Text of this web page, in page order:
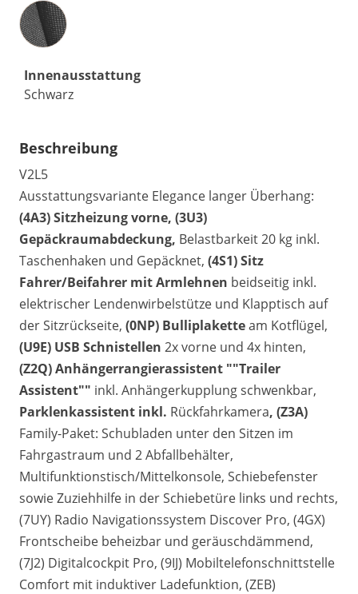
Innenausstattung
Innenausstattung
Schwarz
Beschreibung
V2L5
Ausstattungsvariante Elegance langer Überhang:
(4A3) Sitzheizung vorne, (3U3)
Gepäckraumabdeckung, Belastbarkeit 20 kg inkl.
Taschenhaken und Gepäcknet, (4S1) Sitz
Fahrer/Beifahrer mit Armlehnen beidseitig inkl.
elektrischer Lendenwirbelstütze und Klapptisch auf
der Sitzrückseite, (0NP) Bulliplaketteam Kotflügel,
(U9E) USB Schnistellen 2x vorne und 4x hinten,
(Z2Q) Anhängerrangierassistent ""Trailer
Assistent"" inkl. Anhängerkupplung schwenkbar,
Parklenkassistent inkl. Rückfahrkamera, (Z3A)
Family-Paket: Schubladen unter den Sitzen im
Fahrgastraum und 2 Abfallbehälter,
Multifunktionstisch/Mittelkonsole, Schiebefenster
sowie Zuziehhilfe in der Schiebetüre links und rechts,
(7UY) Radio Navigationssystem Discover Pro, (4GX)
Frontscheibe beheizbar und geräuschdämmend,
(7J2) Digitalcockpit Pro, (9IJ) Mobiltelefonschnittstelle
Comfort mit induktiver Ladefunktion, (ZEB)